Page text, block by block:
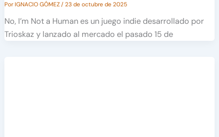
PorIGNACIO GÓMEZ/23 de octubre de 2025
No, I’m Not a Human es un juego indie desarrollado por
Trioskaz y lanzado al mercado el pasado 15 de